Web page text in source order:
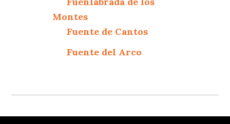
Montes
Fuente de Cantos
Fuente del Arco